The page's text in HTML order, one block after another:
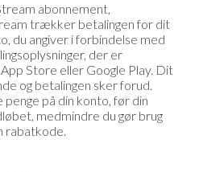
abonnement,
trækker betalingen for dit
du angiver i forbindelse med
der er
Store eller Google Play. Dit
og betalingen sker forud.
på din konto, før din
medmindre du gør brug
rabatkode.